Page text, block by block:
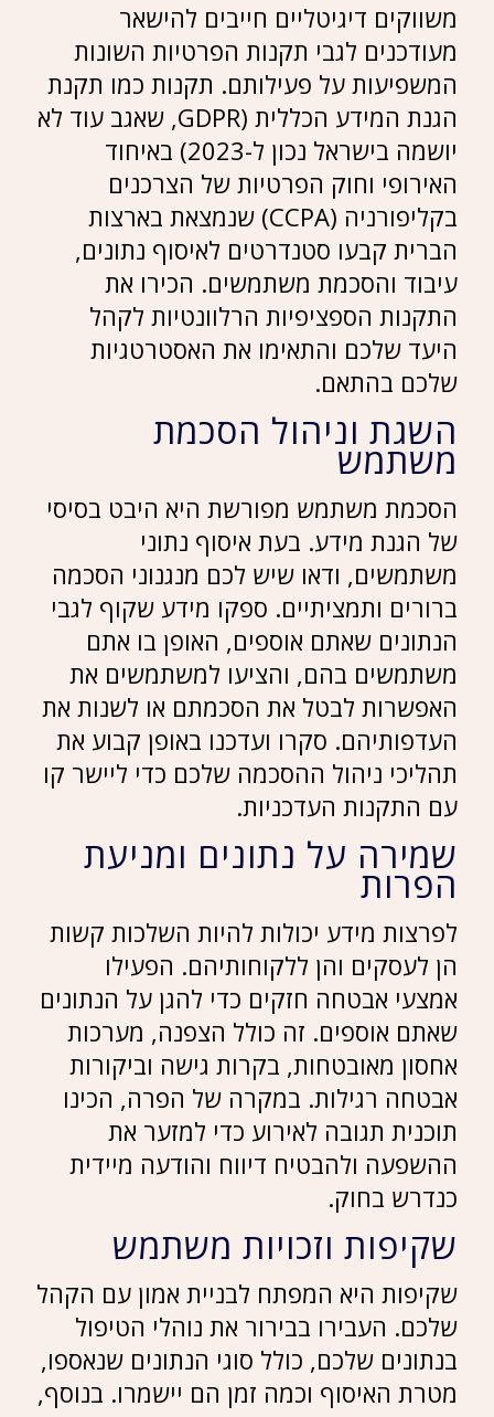
משווקים דיגיטליים חייבים להישאר
מעודכנים לגבי תקנות הפרטיות השונות
המשפיעות על פעילותם. תקנות כמו תקנת
הגנת המידע הכללית (GDPR, שאגב עוד לא
יושמה בישראל נכון ל-2023) באיחוד
האירופי וחוק הפרטיות של הצרכנים
בקליפורניה (CCPA) שנמצאת בארצות
הברית קבעו סטנדרטים לאיסוף נתונים,
עיבוד והסכמת משתמשים. הכירו את
התקנות הספציפיות הרלוונטיות לקהל
היעד שלכם והתאימו את האסטרטגיות
שלכם בהתאם.
השגת וניהול הסכמת
משתמש
הסכמת משתמש מפורשת היא היבט בסיסי
של הגנת מידע. בעת איסוף נתוני
משתמשים, ודאו שיש לכם מנגנוני הסכמה
ברורים ותמציתיים. ספקו מידע שקוף לגבי
הנתונים שאתם אוספים, האופן בו אתם
משתמשים בהם, והציעו למשתמשים את
האפשרות לבטל את הסכמתם או לשנות את
העדפותיהם. סקרו ועדכנו באופן קבוע את
תהליכי ניהול ההסכמה שלכם כדי ליישר קו
עם התקנות העדכניות.
שמירה על נתונים ומניעת
הפרות
לפרצות מידע יכולות להיות השלכות קשות
הן לעסקים והן ללקוחותיהם. הפעילו
אמצעי אבטחה חזקים כדי להגן על הנתונים
שאתם אוספים. זה כולל הצפנה, מערכות
אחסון מאובטחות, בקרות גישה וביקורות
אבטחה רגילות. במקרה של הפרה, הכינו
תוכנית תגובה לאירוע כדי למזער את
ההשפעה ולהבטיח דיווח והודעה מיידית
כנדרש בחוק.
שקיפות וזכויות משתמש
שקיפות היא המפתח לבניית אמון עם הקהל
שלכם. העבירו בבירור את נוהלי הטיפול
בנתונים שלכם, כולל סוגי הנתונים שנאספו,
מטרת האיסוף וכמה זמן הם יישמרו. בנוסף,